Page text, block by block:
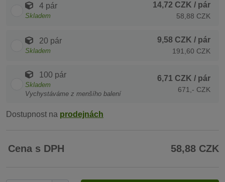
4 pár
Skladem
14,72 CZK / pár
58,88 CZK
20 pár
Skladem
9,58 CZK / pár
191,60 CZK
100 pár
Skladem
Vychystáváme z menšího balení
6,71 CZK / pár
671,- CZK
Dostupnost na prodejnách
Cena s DPH 58,88 CZK